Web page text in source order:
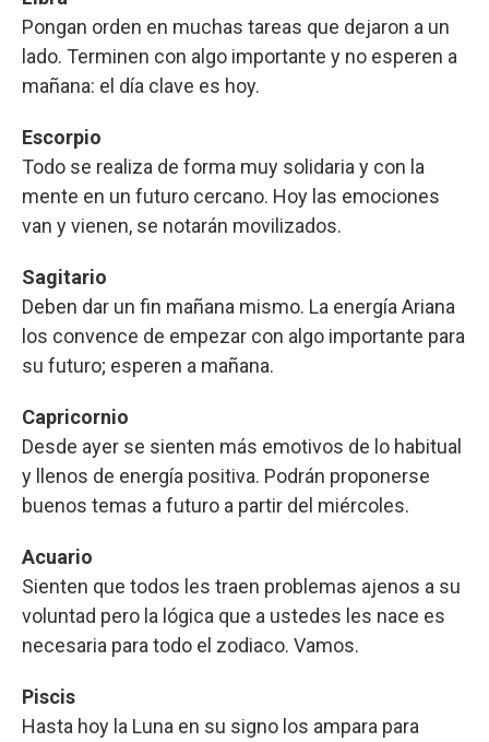
Pongan orden en muchas tareas que dejaron a un
lado. Terminen con algo importante y no esperen a
mañana: el día clave es hoy.
Escorpio
Todo se realiza de forma muy solidaria y con la
mente en un futuro cercano. Hoy las emociones
van y vienen, se notarán movilizados.
Sagitario
Deben dar un fin mañana mismo. La energía Ariana
los convence de empezar con algo importante para
su futuro; esperen a mañana.
Capricornio
Desde ayer se sienten más emotivos de lo habitual
y llenos de energía positiva. Podrán proponerse
buenos temas a futuro a partir del miércoles.
Acuario
Sienten que todos les traen problemas ajenos a su
voluntad pero la lógica que a ustedes les nace es
necesaria para todo el zodiaco. Vamos.
Piscis
Hasta hoy la Luna en su signo los ampara para